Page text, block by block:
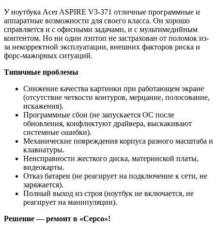
У ноутбука Acer ASPIRE V3-371 отличные программные и
аппаратные возможности для своего класса. Он хорошо
справляется и с офисными задачами, и с мультимедийным
контентом. Но ни один лэптоп не застрахован от поломок из-
за некорректной эксплуатации, внешних факторов риска и
форс-мажорных ситуаций.
Типичные проблемы
Снижение качества картинки при работающем экране
(отсутствие четкости контуров, мерцание, полосование,
искажения).
Программные сбои (не запускается ОС после
обновления, конфликтуют драйвера, выскакивают
системные ошибки).
Механические повреждения корпуса разного масштаба и
клавиатуры.
Неисправности жесткого диска, материнской платы,
видеокарты.
Отказ батареи (не реагирует на подключение к сети, не
заряжается).
Полный выход из строя (ноутбук не включается, не
реагирует на манипуляции).
Решение — ремонт в «Серсо»!